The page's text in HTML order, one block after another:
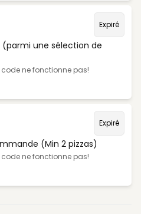
Expiré
(parmi une sélection de
code ne fonctionne pas!
Expiré
(Min 2 pizzas)
code ne fonctionne pas!